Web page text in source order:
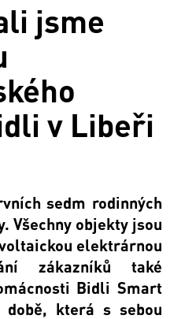
jsme
v Libeři
sedm rodinných
Všechny objekty jsou
elektrárnou
zákazníků také
Bidli Smart
době, která s sebou